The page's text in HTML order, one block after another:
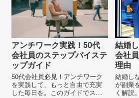
アンチワーク実践！50代
会社員のステップバイステ
ップガイド
50代会社員必見！アンチワーク
を実践して、もっと自由で充実
した毎日を。このガイドでステ
結婚
会社
理由
結婚し
が副業
く解説